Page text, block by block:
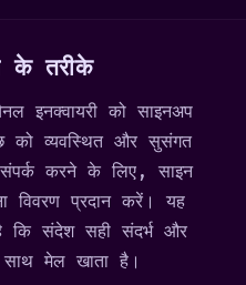
के तरीके
इनक्वायरी को साइनअप
को व्यवस्थित और सुसंगत
करने के लिए, साइन
विवरण प्रदान करें। यह
कि संदेश सही संदर्भ और
साथ मेल खाता है।